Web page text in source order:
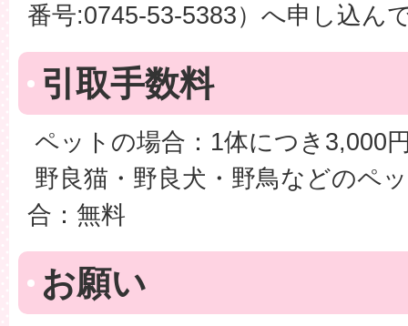
番号:0745-53-5383）へ申し込ん
引取手数料
ペットの場合：1体につき3,000
野良猫・野良犬・野鳥などのペ
合：無料
お願い